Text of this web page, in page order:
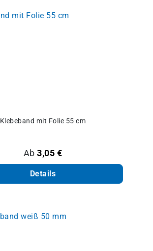
Klebeband mit Folie 55 cm
Regulärer Preis:
Ab3,05 €
Details